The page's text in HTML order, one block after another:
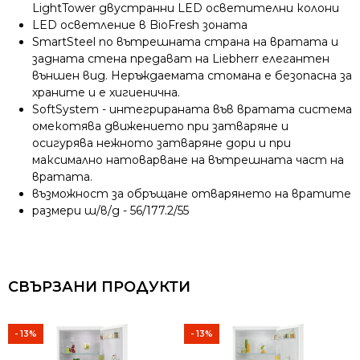
LightTower двустранни LED осветителни колони
LED осветление в BioFresh зоната
SmartSteel по вътрешната страна на вратата и
задната стена предават на Liebherr елегантен
външен вид. Неръждаемата стомана е безопасна за
храните и е хигиенична.
SoftSystem - интегрираната във вратата система
омекотява движението при затваряне и
осигурява нежното затваряне дори и при
максимално натоварване на вътрешната част на
вратата.
възможност за обръщане отварянето на вратите
размери ш/в/д - 56/177.2/55
СВЪРЗАНИ ПРОДУКТИ
- 13% - 13%